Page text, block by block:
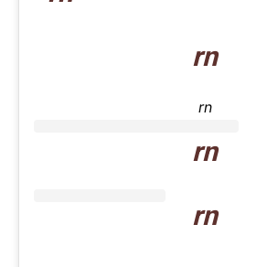
rn
rn
rn
rn